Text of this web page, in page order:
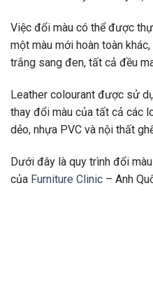
Việc đổi màu có thể được
một màu mới hoàn toàn
trắng sang đen, tất cả đều
Leather colourant được sử
thay đổi màu của tất cả các
dẻo, nhựa PVC và nội thất
Dưới đây là quy trình đổi
của Furniture Clinic – Anh